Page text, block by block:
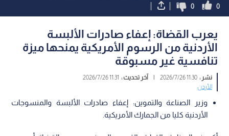
0
0
يعرب القضاة: إعفاء صادرات الألبسة
الأردنية من الرسوم الأمريكية يمنحها ميزة
تنافسية غير مسبوقة
نشر :11:30 2026/7/26 آخر تحديث : 11:31 2026/7/26
الأردن
وزير الصناعة والتموين: إعفاء صادرات الألبسة والمنسوجات
الأردنية كليا من الجمارك الأمريكية.